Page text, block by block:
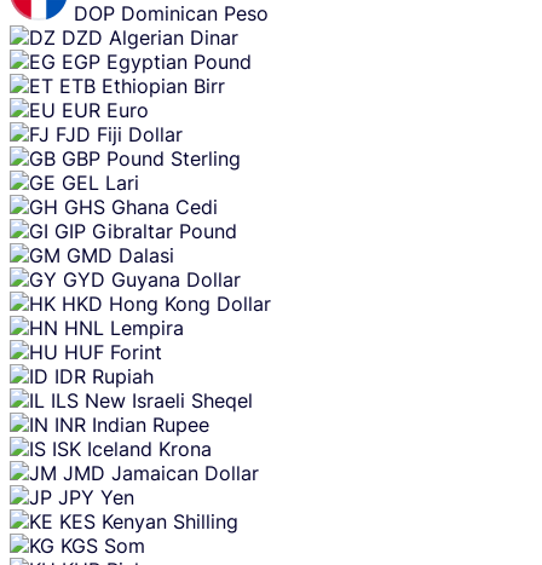
DOP Dominican Peso
DZD Algerian Dinar
EGP Egyptian Pound
ETB Ethiopian Birr
EUR Euro
FJD Fiji Dollar
GBP Pound Sterling
GEL Lari
GHS Ghana Cedi
GIP Gibraltar Pound
GMD Dalasi
GYD Guyana Dollar
HKD Hong Kong Dollar
HNL Lempira
HUF Forint
IDR Rupiah
ILS New Israeli Sheqel
INR Indian Rupee
ISK Iceland Krona
JMD Jamaican Dollar
JPY Yen
KES Kenyan Shilling
KGS Som